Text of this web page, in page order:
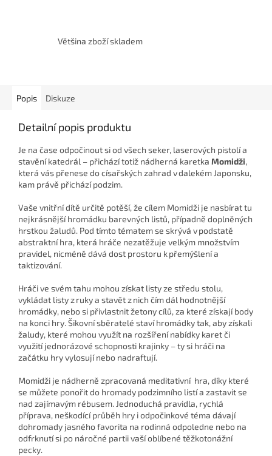
Většina zboží skladem
Popis Diskuze
Detailní popis produktu
Je na čase odpočinout si od všech seker, laserových pistolí a
stavění katedrál – přichází totiž nádherná karetka Momidži,
která vás přenese do císařských zahrad v dalekém Japonsku,
kam právě přichází podzim.
Vaše vnitřní dítě určitě potěší, že cílem Momidži je nasbírat tu
nejkrásnější hromádku barevných listů, případně doplněných
hrstkou žaludů. Pod tímto tématem se skrývá v podstatě
abstraktní hra, která hráče nezatěžuje velkým množstvím
pravidel, nicméně dává dost prostoru k přemýšlení a
taktizování.
Hráči ve svém tahu mohou získat listy ze středu stolu,
vykládat listy z ruky a stavět z nich čím dál hodnotnější
hromádky, nebo si přivlastnit žetony cílů, za které získají body
na konci hry. Šikovní sběratelé staví hromádky tak, aby získali
žaludy, které mohou využít na rozšíření nabídky karet či
využití jednorázové schopnosti krajinky – ty si hráči na
začátku hry vylosují nebo nadraftují.
Momidži je nádherně zpracovaná meditativní hra, díky které
se můžete ponořit do hromady podzimního listí a zastavit se
nad zajímavým rébusem. Jednoduchá pravidla, rychlá
příprava, neškodící průběh hry i odpočinkové téma dávají
dohromady jasného favorita na rodinná odpoledne nebo na
odfrknutí si po náročné partii vaší oblíbené těžkotonážní
pecky.